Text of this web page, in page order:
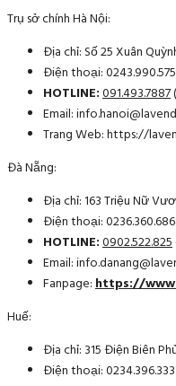
Trụ sở chính Hà Nội:
Địa chỉ: Số 25 Xuân
Điện thoại:
HOTLINE:091.493.7887
Email:
Trang Web: https://
Đà Nẵng:
Địa chỉ: 163 Triệu Nữ
Điện thoại:
HOTLINE:0902.522.825
Email:
Fanpage:https://
Huế:
Địa chỉ: 315 Điện Biên
Điện thoại: